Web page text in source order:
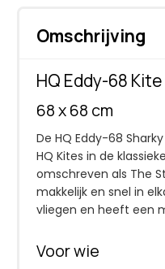
Omschrijving
HQ Eddy-68
68 x 68 cm
De HQ Eddy-68
HQ Kites in de
omschreven als The
makkelijk en snel in
vliegen en heeft een
Voor wie